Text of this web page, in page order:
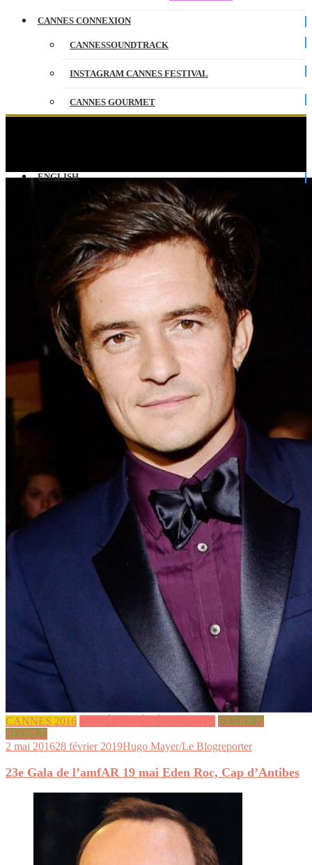
CANNES CONNEXION
CANNESSOUNDTRACK
INSTAGRAM CANNES FESTIVAL
CANNES GOURMET
ENGLISH
CANNES 2016 SOIRÉES & ÉVÉNEMENTS STARS &
PEOPLE
2 mai 201628 février 2019Hugo Mayer/Le Blogreporter
23e Gala de l’amfAR 19 mai Eden Roc, Cap d’Antibes